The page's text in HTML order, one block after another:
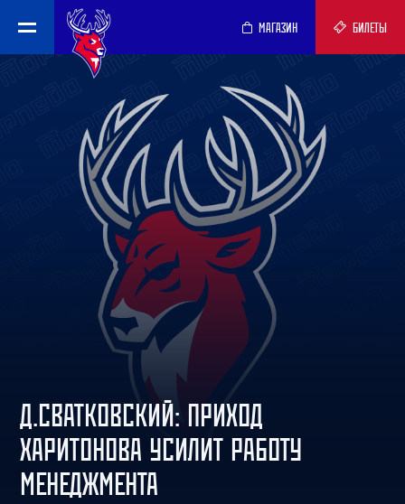
МАГАЗИН БИЛЕТЫ
Д.СВАТКОВСКИЙ: ПРИХОД
ХАРИТОНОВА УСИЛИТ РАБОТУ
МЕНЕДЖМЕНТА